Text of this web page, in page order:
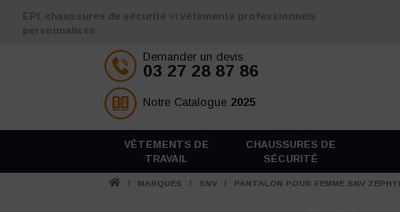
Aller au contenu
EPI chaussures de sécurité et vêtements professionnels
personnalisés
Demander un devis
03 27 28 87 86
Notre Catalogue 2025
VÊTEMENTS DE
TRAVAIL
CHAUSSURES DE
SÉCURITÉ
/ MARQUES / SNV / PANTALON POUR FEMME SNV